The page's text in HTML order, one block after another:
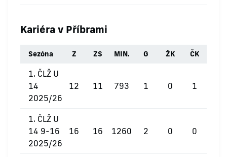
Kariéra v Příbrami
Sezóna Z ZS MIN. G ŽK ČK
1. ČLŽ U
14
2025/26
12 11 793 1 0 1
1. ČLŽ U
14 9-16
2025/26
16 16 1260 2 0 0